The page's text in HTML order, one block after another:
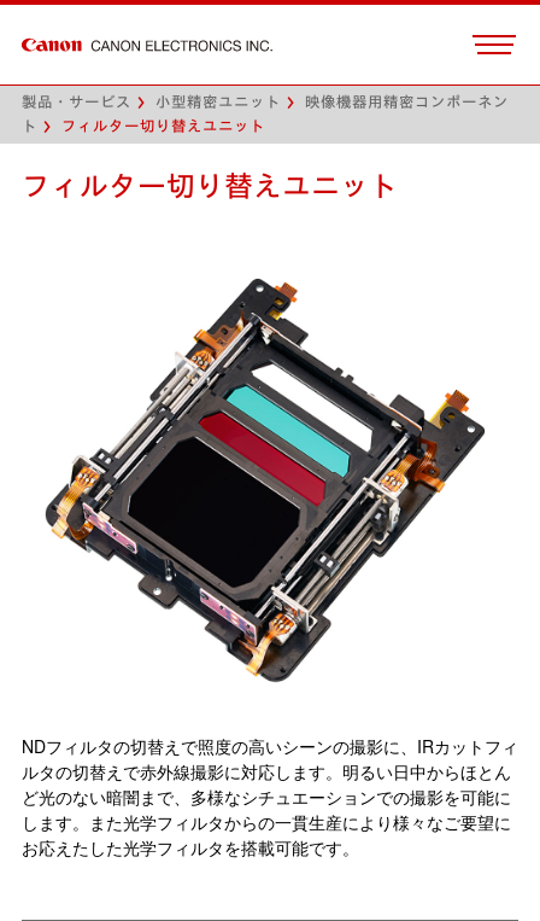
製品・サービス 小型精密ユニット
映像機器用精密コンポーネン
ト
フィルター切り替えユニット
フィルター切り替えユニット
NDフィルタの切替えで照度の高いシーンの撮影に、IRカットフィ
ルタの切替えで赤外線撮影に対応します。明るい日中からほとん
ど光のない暗闇まで、多様なシチュエーションでの撮影を可能に
します。また光学フィルタからの一貫生産により様々なご要望に
お応えたした光学フィルタを搭載可能です。